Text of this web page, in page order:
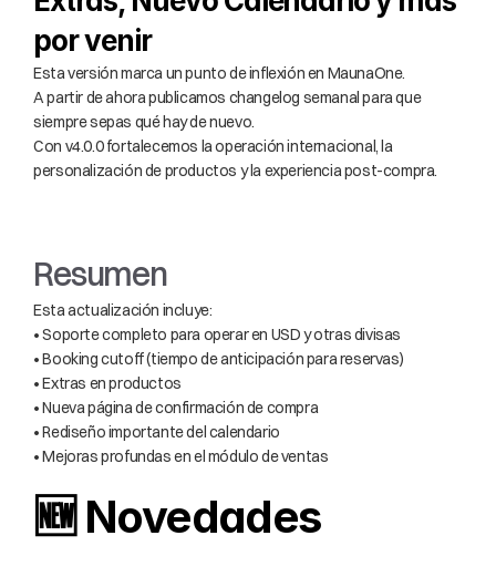
por venir
Esta versión marca un punto de inflexión en MaunaOne.
A partir de ahora publicamos changelog semanal para que
siempre sepas qué hay de nuevo.
Con v4.0.0 fortalecemos la operación internacional, la
personalización de productos y la experiencia post-compra.
Resumen
Esta actualización incluye:
• Soporte completo para operar en USD y otras divisas
• Booking cutoff (tiempo de anticipación para reservas)
• Extras en productos
• Nueva página de confirmación de compra
• Rediseño importante del calendario
• Mejoras profundas en el módulo de ventas
🆕 Novedades